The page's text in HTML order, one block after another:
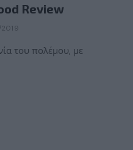
Review
του πολέμου, με